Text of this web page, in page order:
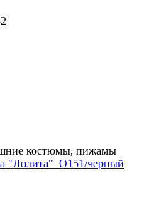
костюмы, пижамы
черный